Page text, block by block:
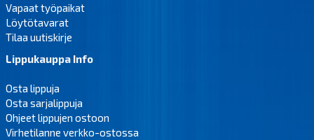
Vapaat työpaikat
Löytötavarat
Tilaa uutiskirje
Lippukauppa Info
Osta lippuja
Osta sarjalippuja
Ohjeet lippujen ostoon
Virhetilanne verkko-ostossa